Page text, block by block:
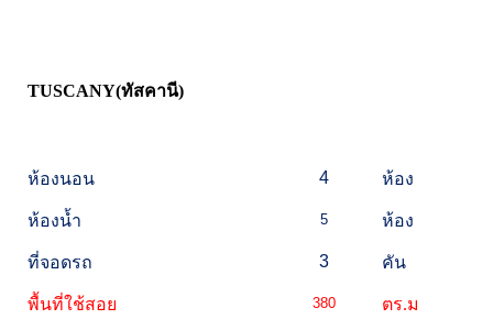
TUSCANY(ทัสคานี)
ห้องนอน 4 ห้อง
ห้องน้ำ 5 ห้อง
ที่จอดรถ 3 คัน
พื้นที่ใช้สอย 380 ตร.ม